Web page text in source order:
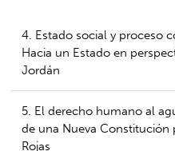
4. Estado social y proceso
Hacia un Estado en
Jordán
5. El derecho humano al
de una Nueva Constitución
Rojas